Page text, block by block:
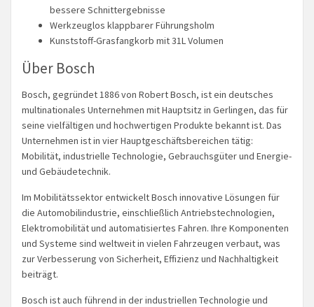
bessere Schnittergebnisse
Werkzeuglos klappbarer Führungsholm
Kunststoff-Grasfangkorb mit 31L Volumen
Über Bosch
Bosch, gegründet 1886 von Robert Bosch, ist ein deutsches
multinationales Unternehmen mit Hauptsitz in Gerlingen, das für
seine vielfältigen und hochwertigen Produkte bekannt ist. Das
Unternehmen ist in vier Hauptgeschäftsbereichen tätig:
Mobilität, industrielle Technologie, Gebrauchsgüter und Energie-
und Gebäudetechnik.
Im Mobilitätssektor entwickelt Bosch innovative Lösungen für
die Automobilindustrie, einschließlich Antriebstechnologien,
Elektromobilität und automatisiertes Fahren. Ihre Komponenten
und Systeme sind weltweit in vielen Fahrzeugen verbaut, was
zur Verbesserung von Sicherheit, Effizienz und Nachhaltigkeit
beiträgt.
Bosch ist auch führend in der industriellen Technologie und